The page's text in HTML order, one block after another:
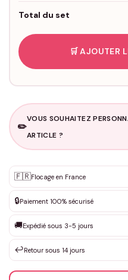
Total du set
🛒 AJOUTER
✏️
VOUS SOUHAITEZ
ARTICLE ?
✨ Personnalisation sur
DEVIS GRATUIT ·
Que souhaitez-vous ?*
Votre texte / idée*
🇫🇷Flocage en France
🔒Paiement 100% sécurisé
🚚Expédié sous 3-5 jours
↩️Retour sous 14 jours